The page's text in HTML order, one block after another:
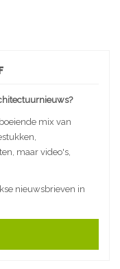
mix van
maar video's,
nieuwsbrieven in